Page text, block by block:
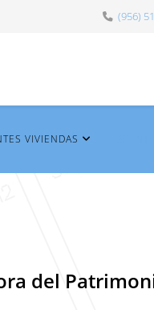
(956)
VIVIENDAS
del